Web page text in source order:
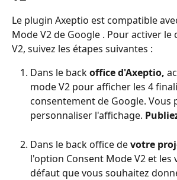
Le plugin Axeptio est compatible
Mode V2 de Google . Pour activer le
V2, suivez les étapes suivantes :
Dans le back office d'Axeptio,
mode V2 pour afficher les 4
consentement de Google. Vous
personnaliser l'affichage.
Dans le back office de votre
l'option Consent Mode V2 et les
défaut que vous souhaitez